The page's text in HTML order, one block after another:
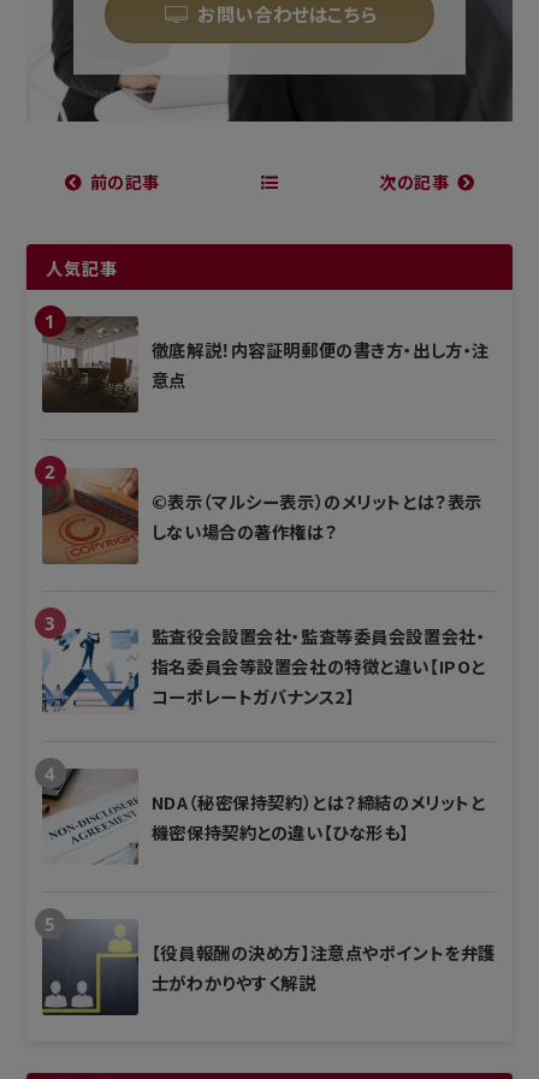
お問い合わせはこちら
前の記事 次の記事
人気記事
徹底解説！内容証明郵便の書き方・出し方・注
意点
©表示（マルシー表示）のメリットとは？表示
しない場合の著作権は？
監査役会設置会社・監査等委員会設置会社・
指名委員会等設置会社の特徴と違い【IPOと
コーポレートガバナンス2】
NDA（秘密保持契約）とは？締結のメリットと
機密保持契約との違い【ひな形も】
【役員報酬の決め方】注意点やポイントを弁護
士がわかりやすく解説